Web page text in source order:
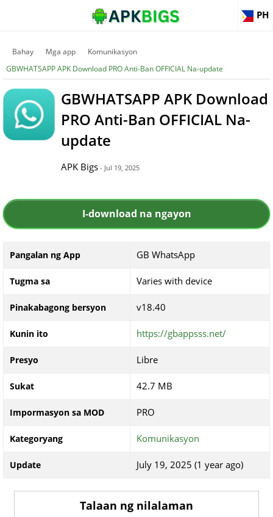
PH
Bahay Mga app
Komunikasyon
GBWHATSAPP APK Download PRO Anti-Ban OFFICIAL Na-update
GBWHATSAPP APK Download
PRO Anti-Ban OFFICIAL Na-
update
APK Bigs - Jul 19, 2025
I-download na ngayon
Pangalan ng App GB WhatsApp
Tugma sa Varies with device
Pinakabagong bersyon v18.40
Kunin ito https://gbappsss.net/
Presyo Libre
Sukat 42.7 MB
Impormasyon sa MOD PRO
Kategoryang Komunikasyon
Update July 19, 2025 (1 year ago)
Talaan ng nilalaman